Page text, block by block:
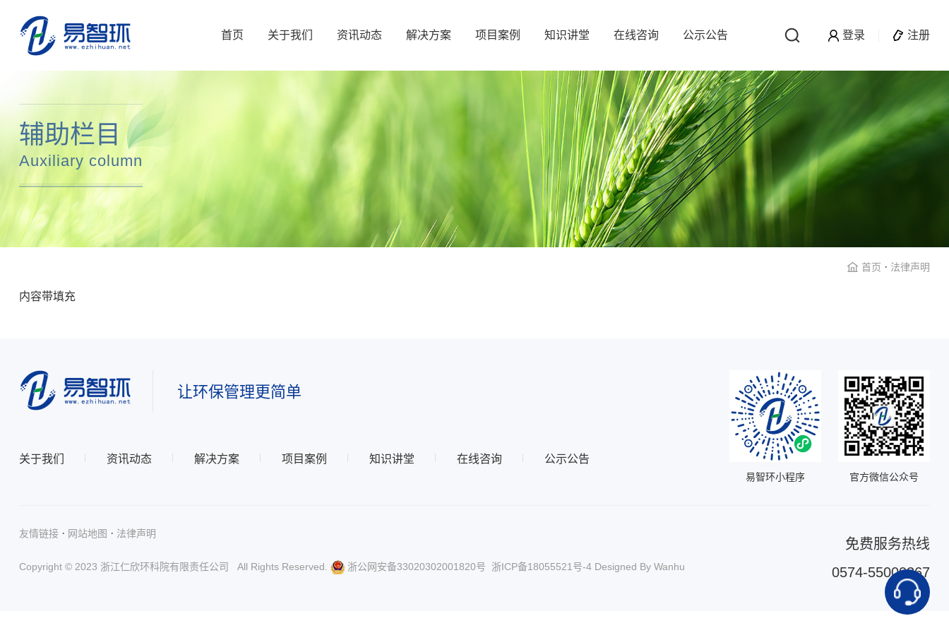
首页 关于我们 资讯动态 解决方案 项目案例 知识讲堂 在线咨询 公示公告 注册
登录
辅助栏目
Auxiliary column
首页 · 法律声明
内容带填充
让环保管理更简单
关于我们 资讯动态 解决方案 项目案例 知识讲堂 在线咨询 公示公告
易智环小程序 官方微信公众号
友情链接· 网站地图 · 法律声明
Copyright © 2023 浙江仁欣环科院有限责任公司 All Rights Reserved. 浙公网安备33020302001820号 浙ICP备18055521号-4Designed By Wanhu
免费服务热线
0574-55000367